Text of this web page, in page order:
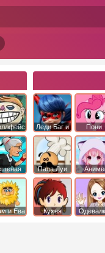
из
и Ева
Леди Баг и
Супер Кот
Пони
Дружба
Папа Луи Аниме
Кухня